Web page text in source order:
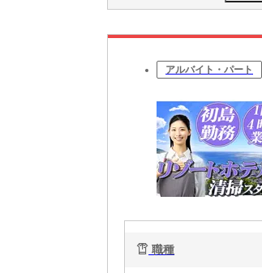
アルバイト・パート
職種